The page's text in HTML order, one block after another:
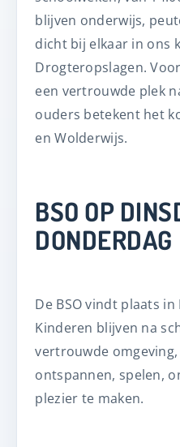
blijven onderwijs,
dicht bij elkaar in ons
Drogteropslagen.
een vertrouwde plek
ouders betekent het
en Wolderwijs.
BSO OP
DONDERDAG
De BSO vindt plaats
Kinderen blijven na
vertrouwde
ontspannen, spelen,
plezier te maken.